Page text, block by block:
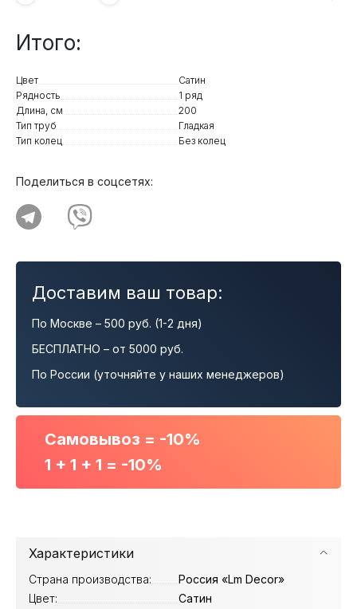
Итого:
Цвет
Сатин
Рядность
1 ряд
Длина, см
200
Тип труб
Гладкая
Тип колец
Без колец
Поделиться в соцсетях:
Доставим ваш товар:
По Москве – 500 руб. (1-2 дня)
БЕСПЛАТНО – от 5000 руб.
По России (уточняйте у наших менеджеров)
Самовывоз = -10%
1 + 1 + 1 = -10%
Характеристики
Страна производства:
Россия «Lm Decor»
Цвет:
Сатин